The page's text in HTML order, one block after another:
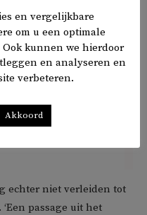
echter niet verleiden tot
passage uit het
en vergelijkbare
om u een optimale
kunnen we hierdoor
en analyseren en
verbeteren.
Akkoord